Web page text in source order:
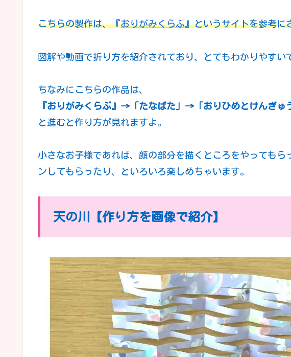
こちらの製作は、『おりがみくらぶ』というサイトを参考に
図解や動画で折り方を紹介されており、とてもわかりやすい
ちなみにこちらの作品は、
『おりがみくらぶ』→「たなばた」→「おりひめとけんぎゅ
と進むと作り方が見れますよ。
小さなお子様であれば、顔の部分を描くところをやってもら
ンしてもらったり、といろいろ楽しめちゃいます。
天の川【作り方を画像で紹介】